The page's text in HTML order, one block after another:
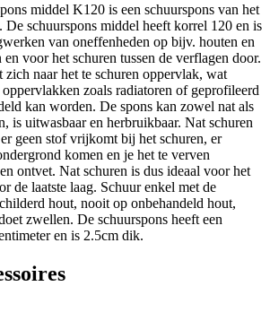
middel K120 is een schuurspons van het
schuurspons middel heeft korrel 120 en is
van oneffenheden op bijv. houten en
voor het schuren tussen de verflagen door.
zich naar het te schuren oppervlak, wat
zoals radiatoren of geprofileerd
kan worden. De spons kan zowel nat als
is uitwasbaar en herbruikbaar. Nat schuren
geen stof vrijkomt bij het schuren, er
komen en je het te verven
ontvet. Nat schuren is dus ideaal voor het
de laatste laag. Schuur enkel met de
hout, nooit op onbehandeld hout,
zwellen. De schuurspons heeft een
en is 2.5cm dik.